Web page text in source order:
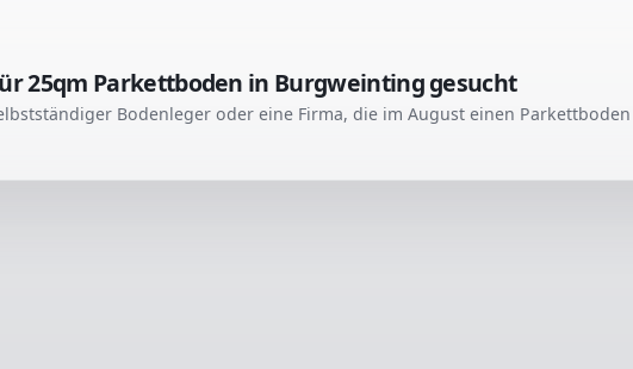
25qm Parkettboden in Burgweinting gesucht